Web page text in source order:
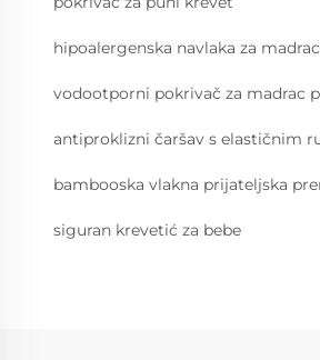
hipoalergenska navlaka za madrac
vodootporni pokrivač za madrac
antiproklizni čaršav s elastičnim
bambooska vlakna prijateljska
siguran krevetić za bebe